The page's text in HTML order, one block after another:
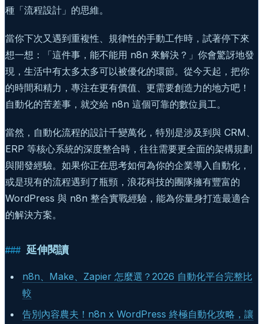
種「流程設計」的思維。
當你下次又遇到重複性、規律性的手動工作時，試著停下來
想一想：「這件事，能不能用 n8n 來解決？」你會驚訝地發
現，生活中有太多太多可以被優化的環節。從今天起，把你
的時間和精力，專注在更有價值、更需要創造力的地方吧！
自動化的苦差事，就交給 n8n 這個可靠的數位員工。
當然，自動化流程的設計千變萬化，特別是涉及到與 CRM、
ERP 等核心系統的深度整合時，往往需要更全面的架構規劃
與開發經驗。如果你正在思考如何為你的企業導入自動化，
或是現有的流程遇到了瓶頸，浪花科技的團隊擁有豐富的
WordPress 與 n8n 整合實戰經驗，能為你量身打造最適合
的解決方案。
延伸閱讀
n8n、Make、Zapier 怎麼選？2026 自動化平台完整比
較
告別內容農夫！n8n x WordPress 終極自動化攻略，讓